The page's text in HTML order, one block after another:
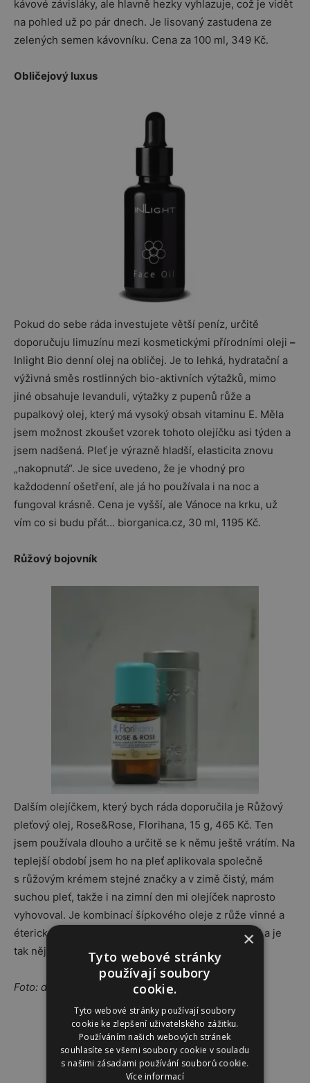
kávové závisláky, ale hlavně hezky vyhlazuje, což je vidět
na pohled už po pár dnech. Je lisovaný zastudena ze
zelených semen kávovníku. Cena za 100 ml, 349 Kč.
Obličejový luxus
Pokud do sebe ráda investujete větší peníz, určitě
doporučuju limuzínu mezi kosmetickými přírodními oleji –
Inlight Bio denní olej na obličej. Je to lehká, hydratační a
výživná směs rostlinných bio-aktivních výtažků, mimo
jiné obsahuje levanduli, výtažky z pupenů růže a
pupalkový olej, který má vysoký obsah vitaminu E. Měla
jsem možnost zkoušet vzorek tohoto olejíčku asi týden a
jsem nadšená. Pleť je výrazně hladší, elasticita znovu
„nakopnutá“. Je sice uvedeno, že je vhodný pro
každodenní ošetření, ale já ho používala i na noc a
fungoval krásně. Cena je vyšší, ale Vánoce na krku, už
vím co si budu přát… biorganica.cz, 30 ml, 1195 Kč.
Růžový bojovník
Dalším olejíčkem, který bych ráda doporučila je Růžový
pleťový olej, Rose&Rose, Florihana, 15 g, 465 Kč. Ten
jsem používala dlouho a určitě se k němu ještě vrátím. Na
teplejší období jsem ho na pleť aplikovala společně
s růžovým krémem stejné značky a v zimě čistý, mám
suchou pleť, takže i na zimní den mi olejíček naprosto
vyhovoval. Je kombinací šípkového oleje z růže vinné a
éterického oleje z růže damašské, má jemnou vůni a je
tak nějak zklidňující nejen pro pleť ale i pro mysl…
Foto: depositphotos/ VelesStudio
Reklama
×
Tyto webové stránky
používají soubory
cookie.
Tyto webové stránky používají soubory
cookie ke zlepšení uživatelského zážitku.
Používáním našich webových stránek
souhlasíte se všemi soubory cookie v souladu
s našimi zásadami používání souborů cookie.
Více informací